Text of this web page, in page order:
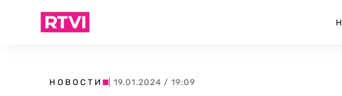
НОВОСТИ | 19.01.2024 / 19:09